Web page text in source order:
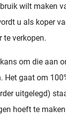
wilt maken
u als koper
te verkopen.
om die aan
Het gaat om
uitgelegd)
hoeft te